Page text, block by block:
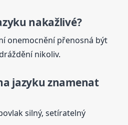
nakažlivé?
onemocnění přenosná být
nikoliv.
jazyku znamenat
silný, setíratelný